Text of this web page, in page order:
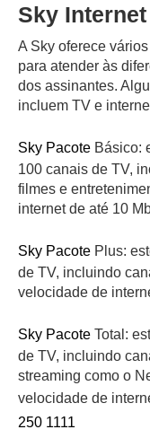
Sky
A Sky oferece
para atender às
dos assinantes.
incluem TV e
Sky Pacote Básico:
100 canais de TV,
filmes e
internet de até 10
Sky Pacote Plus:
de TV, incluindo
velocidade de
Sky Pacote Total:
de TV, incluindo
streaming como o
velocidade de
250 1111